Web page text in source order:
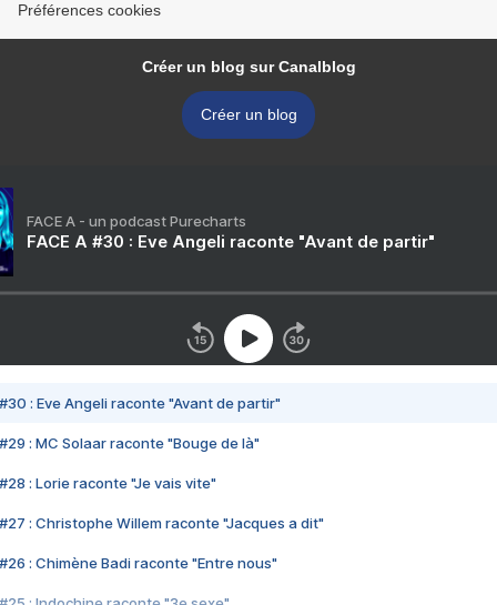
Préférences cookies
Créer un blog sur Canalblog
Créer un blog
FACE A - un podcast Purecharts
FACE A #30 : Eve Angeli raconte "Avant de partir"
#30 : Eve Angeli raconte "Avant de partir"
#29 : MC Solaar raconte "Bouge de là"
#28 : Lorie raconte "Je vais vite"
#27 : Christophe Willem raconte "Jacques a dit"
#26 : Chimène Badi raconte "Entre nous"